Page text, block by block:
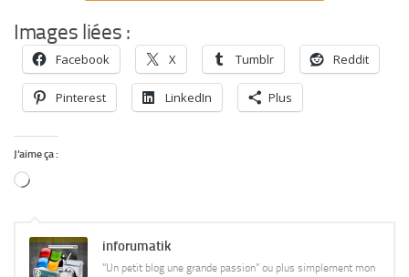
Images liées :
Facebook X Tumblr Reddit
Pinterest LinkedIn Plus
J’aime ça :
Chargement…
inforumatik
"Un petit blog une grande passion" ou plus simplement mon